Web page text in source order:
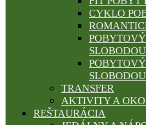
CYKLO
TRANSFER
AKTIVITY A
REŠTAURÁCIA